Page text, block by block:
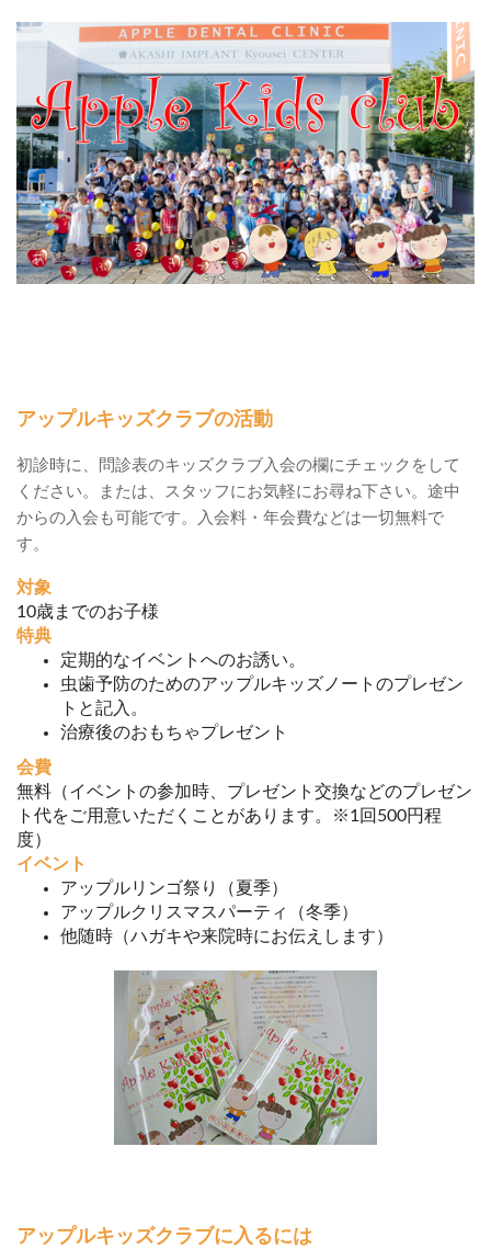
アップルキッズクラブの活動
初診時に、問診表のキッズクラブ入会の欄にチェックをして
ください。または、スタッフにお気軽にお尋ね下さい。途中
からの入会も可能です。入会料・年会費などは一切無料で
す。
対象
10歳までのお子様
特典
定期的なイベントへのお誘い。
虫歯予防のためのアップルキッズノートのプレゼン
トと記入。
治療後のおもちゃプレゼント
会費
無料（イベントの参加時、プレゼント交換などのプレゼン
ト代をご用意いただくことがあります。※1回500円程
度）
イベント
アップルリンゴ祭り（夏季）
アップルクリスマスパーティ（冬季）
他随時（ハガキや来院時にお伝えします）
アップルキッズクラブに入るには